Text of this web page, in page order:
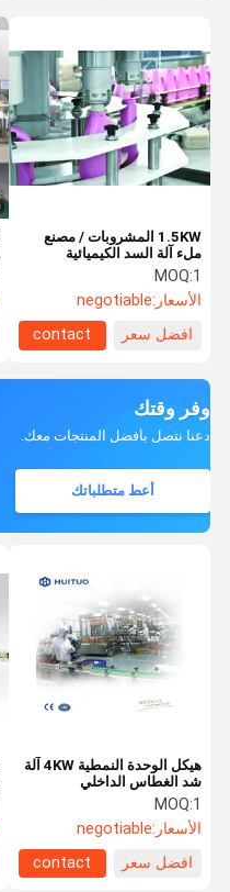
1.5KW المشروبات / مصنع
ملء آلة السد الكيميائية
MOQ:1
الأسعار:negotiable
افضل سعر
contact
وفر وقتك
دعنا نتصل بأفضل المنتجات معك.
أعط متطلباتك
هيكل الوحدة النمطية 4KW آلة
شد الغطاس الداخلي
MOQ:1
الأسعار:negotiable
افضل سعر
contact